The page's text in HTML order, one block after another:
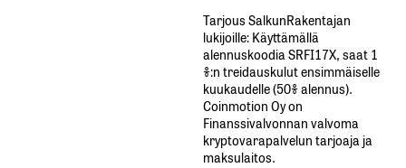
Tarjous SalkunRakentajan
lukijoille: Käyttämällä​ ​
alennuskoodia​ ​SRFI17X,​ ​saat​ ​1
%:n treidauskulut​ ​ensimmäiselle​ ​
kuukaudelle​ ​(50%​ ​alennus).
Coinmotion Oy on
Finanssivalvonnan valvoma
kryptovarapalvelun tarjoaja ja
maksulaitos.